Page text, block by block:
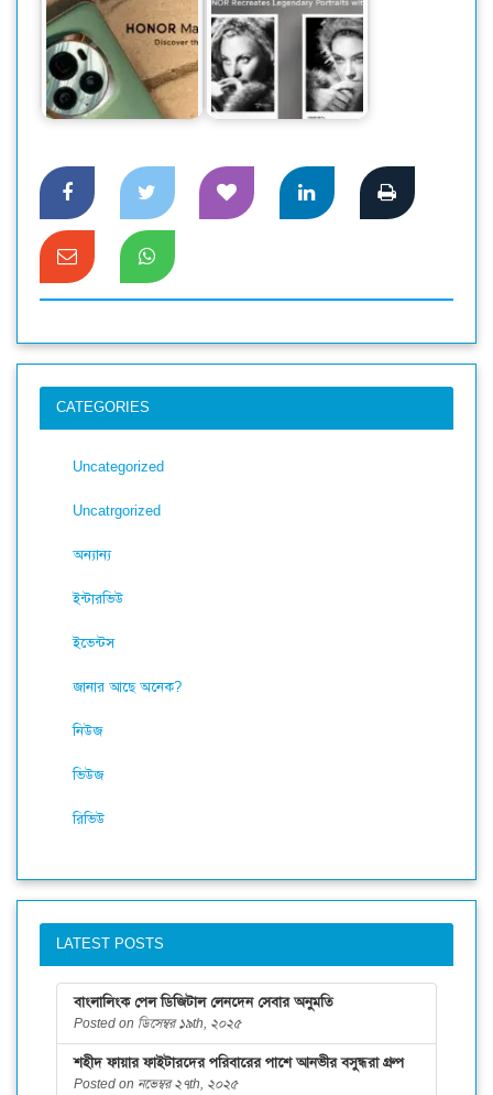
পছন্দের শীর্ষে প্রিমিয়াম
ফ্ল্যাগশিপ অনারের
ম্যাজিক ৬ প্রো
বিশ্বখ্যাত ফটোগ্রাফি
স্টুডিও হারকোর্ট ফিচার
নিয়ে…
CATEGORIES
Uncategorized
Uncatrgorized
অন্যান্য
ইন্টারভিউ
ইভেন্টস
জানার আছে অনেক?
নিউজ
ভিউজ
রিভিউ
LATEST POSTS
বাংলালিংক পেল ডিজিটাল লেনদেন সেবার অনুমতি
Posted on ডিসেম্বর ১৯th, ২০২৫
শহীদ ফায়ার ফাইটারদের পরিবারের পাশে আনভীর বসুন্ধরা গ্রুপ
Posted on নভেম্বর ২৭th, ২০২৫